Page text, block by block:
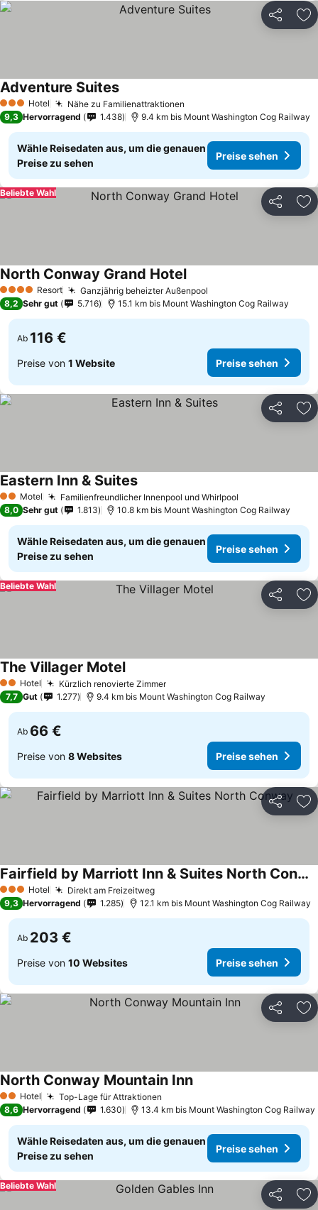
Teilen
3 SterneHotel Nähe zu Familienattraktionen
Adventure SuitesPreise sehen
9,3 Hervorragend 1.438 9.4 km bis Mount Washington Cog Railway
Wähle Reisedaten aus, um die genauen
Preise zu sehen
Preise sehen
Teilen
Beliebte Wahl
4 Sterne Resort Ganzjährig beheizter Außenpool
North Conway Grand HotelPreise sehen
8,2 Sehr gut 5.716 15.1 km bis Mount Washington Cog Railway
Ab 116 €
Preise von 1 Website Preise sehen
Teilen
2 SterneMotel Familienfreundlicher Innenpool und Whirlpool
Eastern Inn & SuitesPreise sehen
8,0 Sehr gut 1.813 10.8 km bis Mount Washington Cog Railway
Wähle Reisedaten aus, um die genauen
Preise zu sehen
Preise sehen
Teilen
Beliebte Wahl
2 Sterne
Hotel Kürzlich renovierte ZimmerPreise sehen
The Villager MotelPreise sehen
7,7 Gut 1.277 9.4 km bis Mount Washington Cog Railway
Ab 66 €
Preise von 8 Websites Preise sehen
Teilen
3 SterneHotel Direkt am FreizeitwegPreise sehen
Fairfield by Marriott Inn & Suites North Conway
Preise sehen
9,3 Hervorragend 1.285 12.1 km bis Mount Washington Cog Railway
Ab 203 €
Preise von 10 Websites Preise sehen
Teilen
2 Sterne
Hotel Top-Lage für Attraktionen
North Conway Mountain InnPreise sehen
8,6 Hervorragend 1.630 13.4 km bis Mount Washington Cog Railway
Wähle Reisedaten aus, um die genauen
Preise zu sehen
Preise sehen
Teilen
Beliebte Wahl